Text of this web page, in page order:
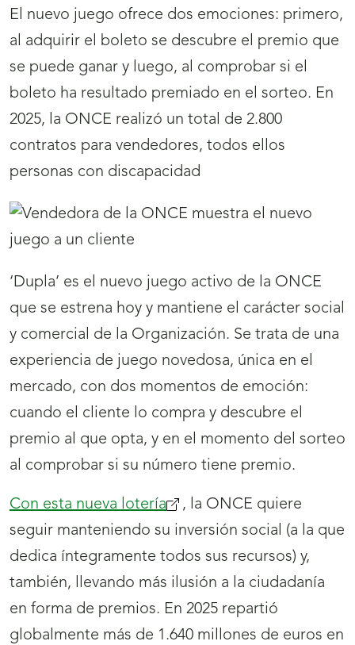
El nuevo juego ofrece dos emociones: primero,
al adquirir el boleto se descubre el premio que
se puede ganar y luego, al comprobar si el
boleto ha resultado premiado en el sorteo. En
2025, la ONCE realizó un total de 2.800
contratos para vendedores, todos ellos
personas con discapacidad
‘Dupla’ es el nuevo juego activo de la ONCE
que se estrena hoy y mantiene el carácter social
y comercial de la Organización. Se trata de una
experiencia de juego novedosa, única en el
mercado, con dos momentos de emoción:
cuando el cliente lo compra y descubre el
premio al que opta, y en el momento del sorteo
al comprobar si su número tiene premio.
Con esta nueva lotería
, la ONCE quiere
seguir manteniendo su inversión social (a la que
dedica íntegramente todos sus recursos) y,
también, llevando más ilusión a la ciudadanía
en forma de premios. En 2025 repartió
globalmente más de 1.640 millones de euros en